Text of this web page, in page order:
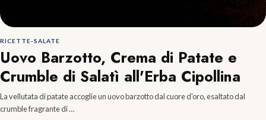
RICETTE-SALATE
Uovo Barzotto, Crema di Patate e
Crumble di Salatì all'Erba Cipollina
La vellutata di patate accoglie un uovo barzotto dal cuore d'oro, esaltato dal
crumble fragrante di …